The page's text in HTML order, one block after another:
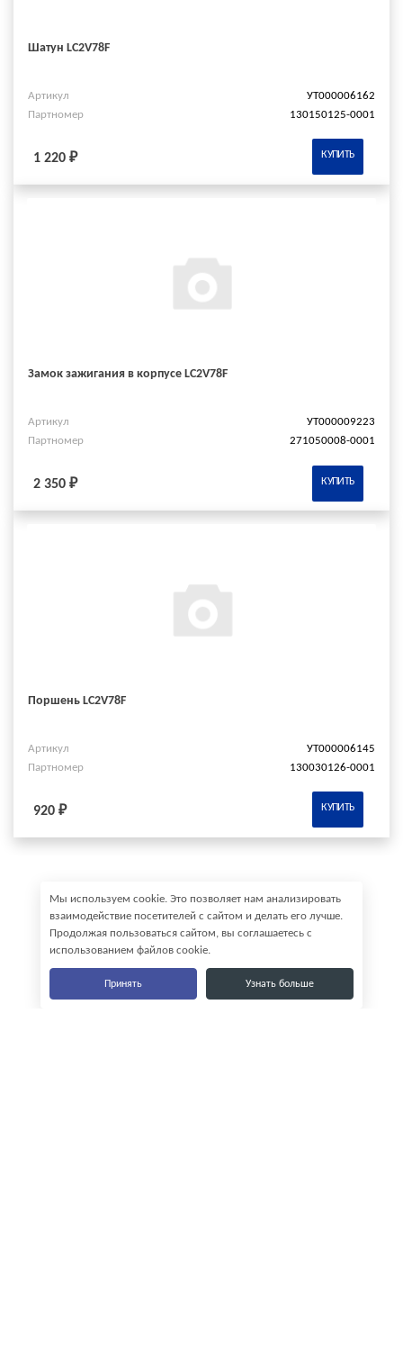
Шатун LC2V78F
Артикул
УТ000006162
Партномер
130150125-0001
1 220 ₽ КУПИТЬ
Замок зажигания в корпусе LC2V78F
Артикул
УТ000009223
Партномер
271050008-0001
2 350 ₽ КУПИТЬ
Поршень LC2V78F
Артикул
УТ000006145
Партномер
130030126-0001
920 ₽ КУПИТЬ
Мы используем cookie. Это позволяет нам анализировать
взаимодействие посетителей с сайтом и делать его лучше.
Продолжая пользоваться сайтом, вы соглашаетесь с
использованием файлов cookie.
Принять Узнать больше